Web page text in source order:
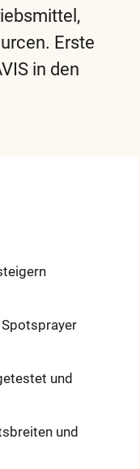
Erste
in den
und
und